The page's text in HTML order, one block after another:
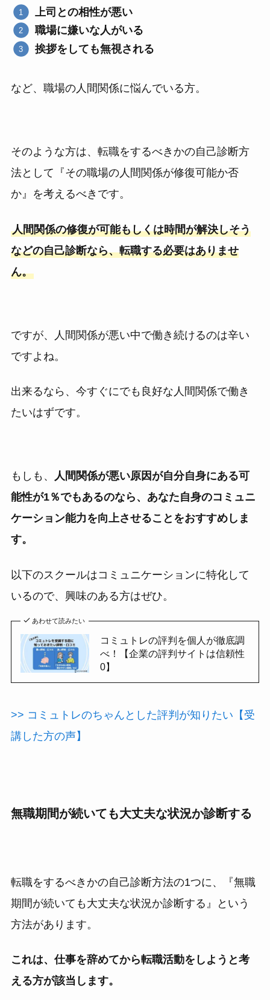
上司との相性が悪い
職場に嫌いな人がいる
挨拶をしても無視される
など、職場の人間関係に悩んでいる方。
そのような方は、転職をするべきかの自己診断方
法として『その職場の人間関係が修復可能か否
か』を考えるべきです。
人間関係の修復が可能もしくは時間が解決しそう
などの自己診断なら、転職する必要はありませ
ん。
ですが、人間関係が悪い中で働き続けるのは辛い
ですよね。
出来るなら、今すぐにでも良好な人間関係で働き
たいはずです。
もしも、
人間関係が悪い原因が自分自身にある可
能性が1％でもあるのなら、あなた自身のコミュニ
ケーション能力を向上させることをおすすめしま
す。
以下のスクールはコミュニケーションに特化して
いるので、興味のある方はぜひ。
あわせて読みたい
コミュトレの評判を個人が徹底調
べ！【企業の評判サイトは信頼性
0】
>> コミュトレのちゃんとした評判が知りたい【受
講した方の声】
無職期間が続いても大丈夫な状況か診断する
転職をするべきかの自己診断方法の1つに、『無職
期間が続いても大丈夫な状況か診断する』という
方法があります。
これは、仕事を辞めてから転職活動をしようと考
える方が該当します。